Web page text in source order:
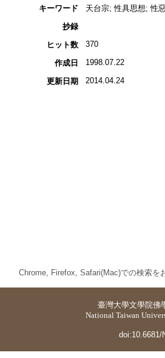
キーワード
天台宗; 性具思想; 性
抄録
ヒット数
370
作成日 1998.07.22
更新日期 2014.04.24
Chrome, Firefox, Safari(Mac)での検索を
臺灣大學文學院佛
National Taiwan
doi:10.6681/